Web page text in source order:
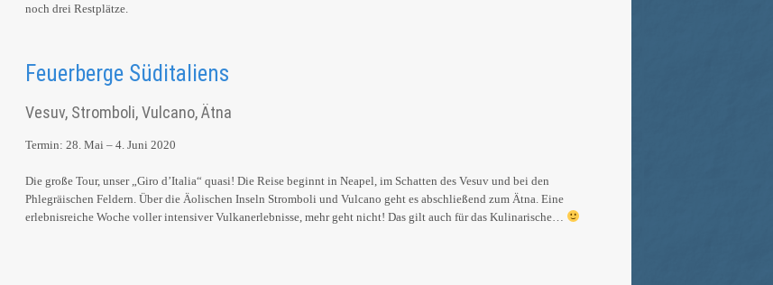
noch drei Restplätze.
Feuerberge Süditaliens
Vesuv, Stromboli, Vulcano, Ätna
Termin: 28. Mai – 4. Juni 2020
Die große Tour, unser „Giro d’Italia“ quasi! Die Reise beginnt in Neapel, im Schatten des Vesuv und bei den
Phlegräischen Feldern. Über die Äolischen Inseln Stromboli und Vulcano geht es abschließend zum Ätna. Eine
erlebnisreiche Woche voller intensiver Vulkanerlebnisse, mehr geht nicht! Das gilt auch für das Kulinarische…